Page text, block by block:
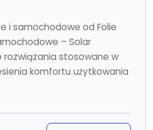
i samochodowe od Folie
– Solar
stosowane w
komfortu użytkowania